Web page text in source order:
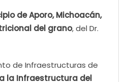
de Aporo, Michoacán,
del grano, del Dr.
de Infraestructuras de
la Infraestructura del